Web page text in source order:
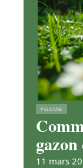
PELOUSE
11 mars